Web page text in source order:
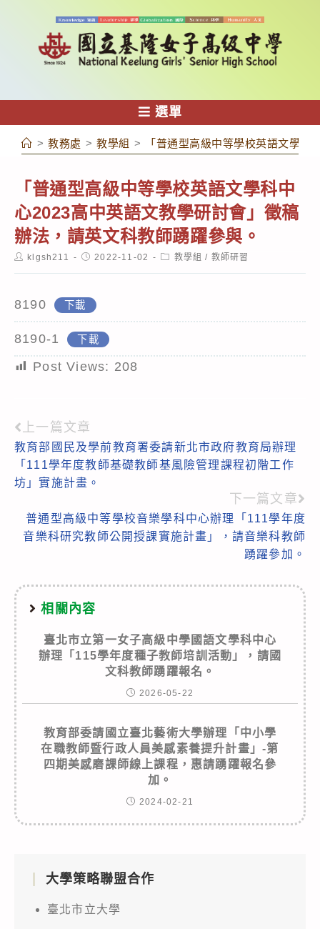
容
選單
> 教務處 > 教學組 > 「普通型高級中等學校英語文學
「普通型高級中等學校英語文學科中
心2023高中英語文教學研討會」徵稿
辦法，請英文科教師踴躍參與。
Postklgsh211
Post2022-11-02
Post教學組 / 教師研習
8190 下載
8190-1 下載
Post Views: 208
Read
more
articles
上一篇文章
教育部國民及學前教育署委請新北市政府教育局辦理
「111學年度教師基礎教師基風險管理課程初階工作
坊」實施計畫。
下一篇文章
普通型高級中等學校音樂學科中心辦理「111學年度
音樂科研究教師公開授課實施計畫」，請音樂科教師
踴躍參加。
相關內容
臺北市立第一女子高級中學國語文學科中心
辦理「115學年度種子教師培訓活動」，請國
文科教師踴躍報名。
2026-05-22
教育部委請國立臺北藝術大學辦理「中小學
在職教師暨行政人員美感素養提升計畫」-第
四期美感磨課師線上課程，惠請踴躍報名參
加。
2024-02-21
大學策略聯盟合作
臺北市立大學